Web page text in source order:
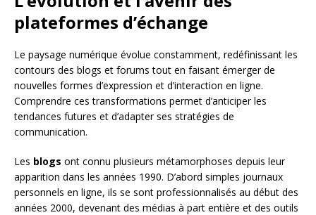
plateformes d’échange
Le paysage numérique évolue constamment, redéfinissant les
contours des blogs et forums tout en faisant émerger de
nouvelles formes d’expression et d’interaction en ligne.
Comprendre ces transformations permet d’anticiper les
tendances futures et d’adapter ses stratégies de
communication.
Les blogs ont connu plusieurs métamorphoses depuis leur
apparition dans les années 1990. D’abord simples journaux
personnels en ligne, ils se sont professionnalisés au début des
années 2000, devenant des médias à part entière et des outils